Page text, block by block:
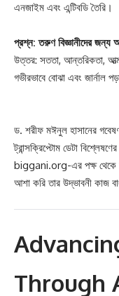
এনজাইম এবং এন্টিবডি তৈরি।
প্রশ্ন: তরুণ বিজ্ঞানীদের জন্য
উত্তর: সততা, আন্তরিকতা,
গভীরভাবে বোঝা এবং জার্নাল
ড. শরীফ মঈনুল হাসানের
ট্রান্সক্রিপ্টোম ডেটা
biggani.org-এর পক্ষ থেকে
আশা করি তার উদ্ভাবনী কাজ
Through